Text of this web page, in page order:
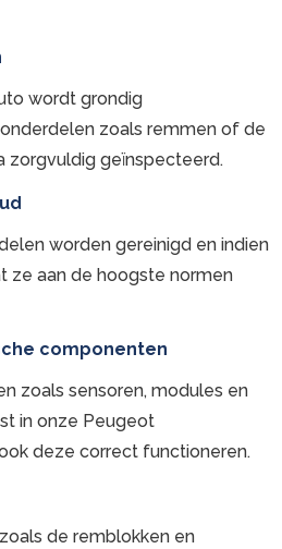
wordt grondig
zoals remmen of de
zorgvuldig geïnspecteerd.
worden gereinigd en indien
ze aan de hoogste normen
componenten
zoals sensoren, modules en
in onze Peugeot
deze correct functioneren.
de remblokken en